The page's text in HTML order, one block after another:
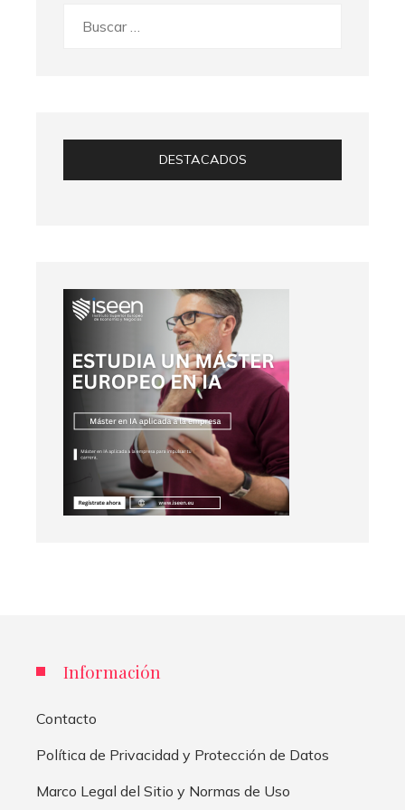
DESTACADOS
Información
Contacto
Política de Privacidad y Protección de Datos
Marco Legal del Sitio y Normas de Uso